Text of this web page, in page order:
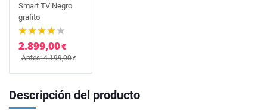
Smart TV Negro
grafito
2.899,00€
Antes: 4.199,00€
Descripción del producto